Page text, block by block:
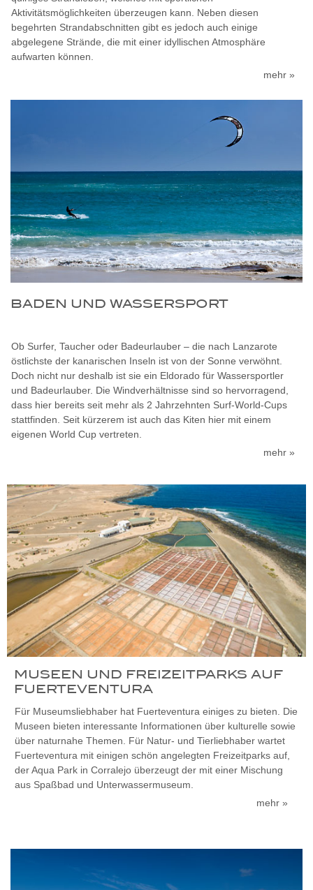
Aktivitätsmöglichkeiten überzeugen kann. Neben diesen
begehrten Strandabschnitten gibt es jedoch auch einige
abgelegene Strände, die mit einer idyllischen Atmosphäre
aufwarten können.
mehr »
BADEN UND WASSERSPORT
Ob Surfer, Taucher oder Badeurlauber – die nach Lanzarote
östlichste der kanarischen Inseln ist von der Sonne verwöhnt.
Doch nicht nur deshalb ist sie ein Eldorado für Wassersportler
und Badeurlauber. Die Windverhältnisse sind so hervorragend,
dass hier bereits seit mehr als 2 Jahrzehnten Surf-World-Cups
stattfinden. Seit kürzerem ist auch das Kiten hier mit einem
eigenen World Cup vertreten.
mehr »
MUSEEN UND FREIZEITPARKS AUF
FUERTEVENTURA
Für Museumsliebhaber hat Fuerteventura einiges zu bieten. Die
Museen bieten interessante Informationen über kulturelle sowie
über naturnahe Themen.
Für Natur- und Tierliebhaber wartet
Fuerteventura mit einigen schön angelegten Freizeitparks auf,
derAqua Park in Corralejo überzeugt der mit einer Mischung
aus Spaßbad und Unterwassermuseum.
mehr »